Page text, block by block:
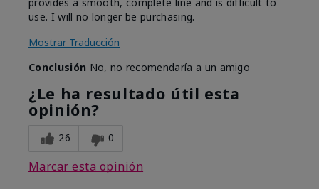
use. I will no longer be purchasing.
Mostrar Traducción
Conclusión No, no recomendaría a un amigo
¿Le ha resultado útil esta
opinión?
26 0
Marcar esta opinión